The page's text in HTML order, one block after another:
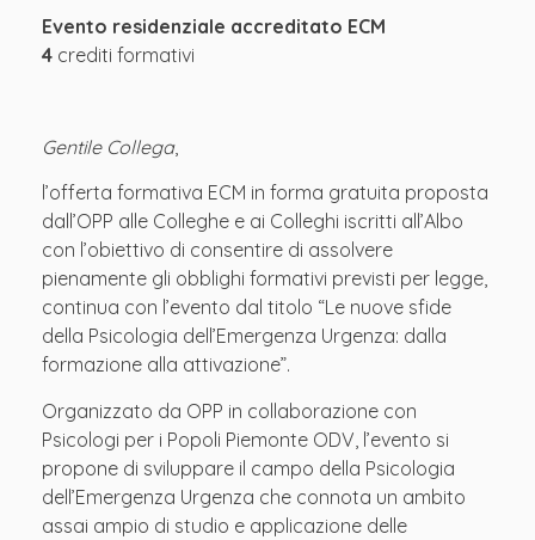
Evento residenziale accreditato ECM
4 crediti formativi
Gentile Collega,
l’offerta formativa ECM in forma gratuita proposta
dall’OPP alle Colleghe e ai Colleghi iscritti all’Albo
con l’obiettivo di consentire di assolvere
pienamente gli obblighi formativi previsti per legge,
continua con l’evento dal titolo “Le nuove sfide
della Psicologia dell’Emergenza Urgenza: dalla
formazione alla attivazione”.
Organizzato da OPP in collaborazione con
Psicologi per i Popoli Piemonte ODV, l’evento si
propone di sviluppare il campo della Psicologia
dell’Emergenza Urgenza che connota un ambito
assai ampio di studio e applicazione delle